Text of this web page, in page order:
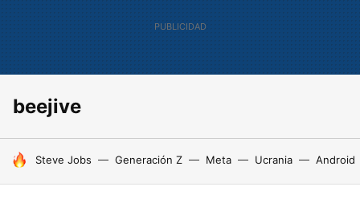
beejive
HOY SE HABLA DE
Steve Jobs Generación Z Meta Ucrania Android